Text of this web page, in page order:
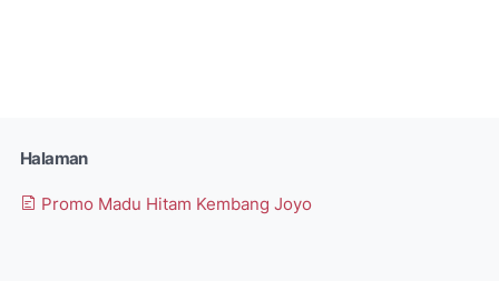
Halaman
Promo Madu Hitam Kembang Joyo